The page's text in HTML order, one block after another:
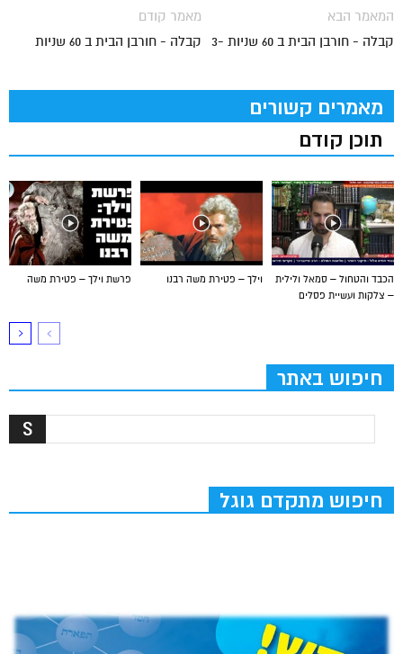
מאמר קודם
קבלה - חורבן הבית ב 60 שניות
המאמר הבא
קבלה - חורבן הבית ב 60 שניות -3
מאמרים קשורים
תוכן קודם
פרשת וילך – פטירת משה וילך – פטירת משה רבנו
הכבד והטחול – סמאל ולילית
– צלקות ועשיית פסלים
חיפוש באתר
חיפוש מתקדם גוגל